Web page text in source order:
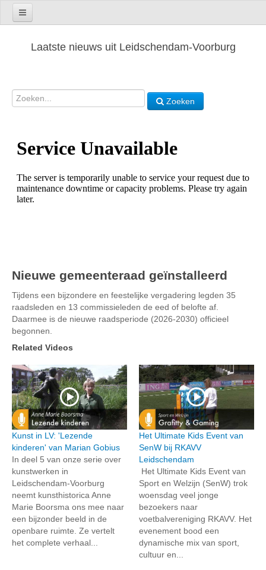
Laatste nieuws uit Leidschendam-Voorburg
Zoeken
Nieuwe gemeenteraad geïnstalleerd
Tijdens een bijzondere en feestelijke vergadering legden 35
raadsleden en 13 commissieleden de eed of belofte af.
Daarmee is de nieuwe raadsperiode (2026-2030) officieel
begonnen.
Related Videos
Kunst in LV: 'Lezende
kinderen' van Marian Gobius
In deel 5 van onze serie over
kunstwerken in
Leidschendam-Voorburg
neemt kunsthistorica Anne
Marie Boorsma ons mee naar
een bijzonder beeld in de
openbare ruimte. Ze vertelt
het complete verhaal...
Het Ultimate Kids Event van
SenW bij RKAVV
Leidschendam
Het Ultimate Kids Event van
Sport en Welzijn (SenW) trok
woensdag veel jonge
bezoekers naar
voetbalvereniging RKAVV. Het
evenement bood een
dynamische mix van sport,
cultuur en...